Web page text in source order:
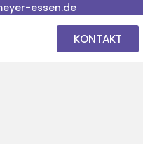
essen.de
KONTAKT